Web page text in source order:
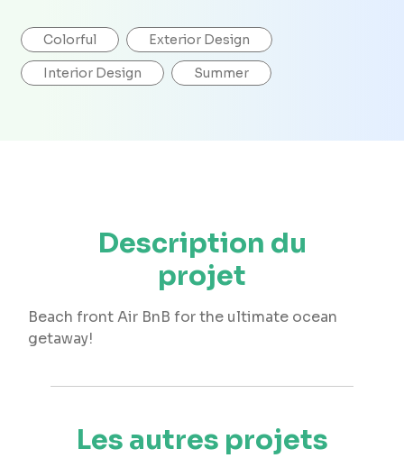
Colorful Exterior Design
Interior Design Summer
Description du
projet
Beach front Air BnB for the ultimate ocean
getaway!
Les autres projets